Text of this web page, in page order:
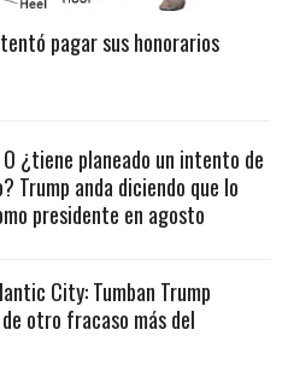
pagar sus honorarios
¿tiene planeado un intento de
Trump anda diciendo que lo
presidente en agosto
City: Tumban Trump
otro fracaso más del